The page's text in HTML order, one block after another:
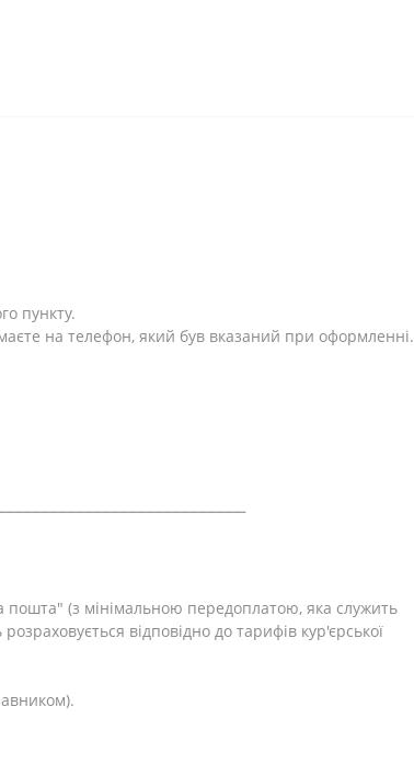
пункту.
на телефон, який був вказаний при оформленні.
пошта" (з мінімальною передоплатою, яка служить
відповідно до тарифів кур'єрської